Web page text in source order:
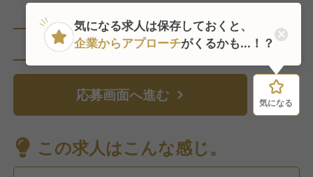
直近2人がこの求人を検討中
応募画面へ進む 気になる
この求人はこんな感じ。
気になる
気になる求人は保存しておくと、
企業からアプローチがくるかも...！？